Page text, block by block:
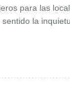
para las
la